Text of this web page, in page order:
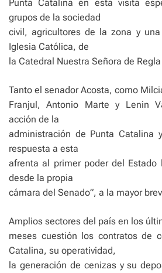
Punta Catalina en esta visita
grupos de la sociedad
civil, agricultores de la zona y
Iglesia Católica, de
la Catedral Nuestra Señora de
Tanto el senador Acosta, como
Franjul, Antonio Marte y Lenin
acción de la
administración de Punta Catalina
respuesta a esta
afrenta al primer poder del Estado
desde la propia
cámara del Senado”, a la mayor
Amplios sectores del país en los
meses cuestión los contratos de
Catalina, su operatividad,
la generación de cenizas y su